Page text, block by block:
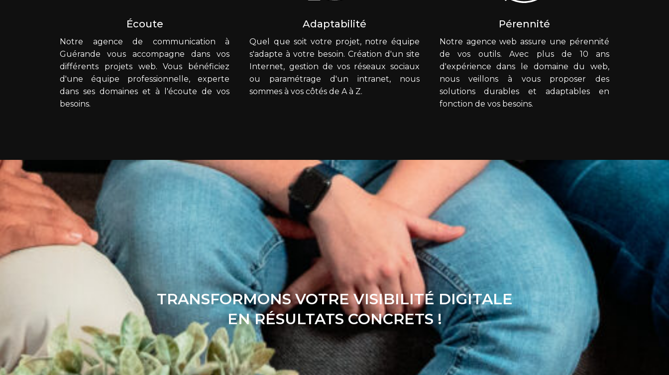
Écoute
Notre agence de communication à
Guérande vous accompagne dans vos
différents projets web. Vous bénéficiez
d'une équipe professionnelle, experte
dans ses domaines et à l'écoute de vos
besoins.
Adaptabilité
Quel que soit votre projet, notre équipe
s'adapte à votre besoin. Création d'un site
Internet, gestion de vos réseaux sociaux
ou paramétrage d'un intranet, nous
sommes à vos côtés de A à Z.
Pérennité
Notre agence web assure une pérennité
de vos outils. Avec plus de 10 ans
d'expérience dans le domaine du web,
nous veillons à vous proposer des
solutions durables et adaptables en
fonction de vos besoins.
TRANSFORMONS VOTRE VISIBILITÉ DIGITALE
EN RÉSULTATS CONCRETS !